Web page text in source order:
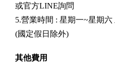
或官方LINE詢問
5.營業時間 : 星期一~星期六
(國定假日除外)
其他費用